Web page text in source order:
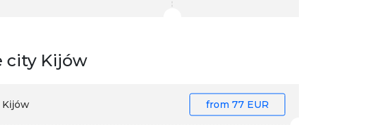
city Kijów
from 77 EUR